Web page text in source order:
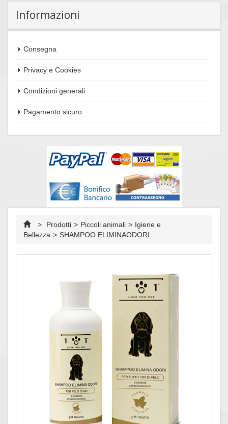
Informazioni
Consegna
Privacy e Cookies
Condizioni generali
Pagamento sicuro
> Prodotti > Piccoli animali > Igiene e
Bellezza > SHAMPOO ELIMINAODORI